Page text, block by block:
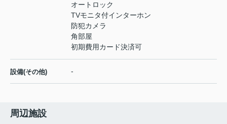
オートロック
TVモニタ付インターホン
防犯カメラ
角部屋
初期費用カード決済可
設備(その他) -
周辺施設